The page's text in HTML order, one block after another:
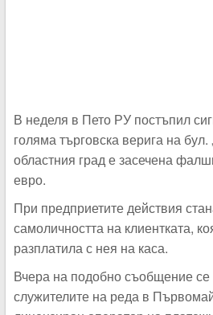
В неделя в Пето РУ постъпил
голяма търговска верига на
областния град е засечена
евро.
При предприетите действия
самоличността на клиентката,
разплатила с нея на каса.
Вчера на подобно съобщение се
служителите на реда в